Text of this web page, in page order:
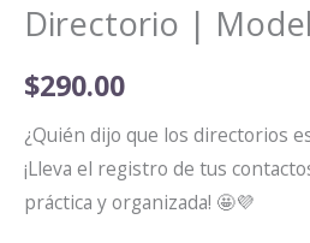
Directorio |
$290.00
¿Quién dijo que los directorios
¡Lleva el registro de tus
práctica y organizada! 🤩💜